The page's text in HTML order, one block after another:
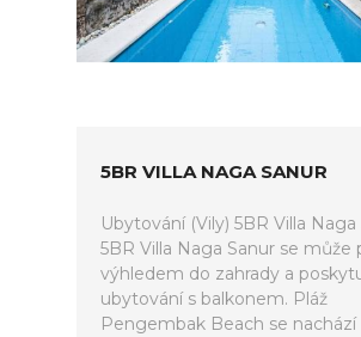
5BR VILLA NAGA SANUR
Ubytování (Vily) 5BR Villa Naga
5BR Villa Naga Sanur se může
výhledem do zahrady a
ubytování s balkonem. Pláž
Pengembak Beach se nachází